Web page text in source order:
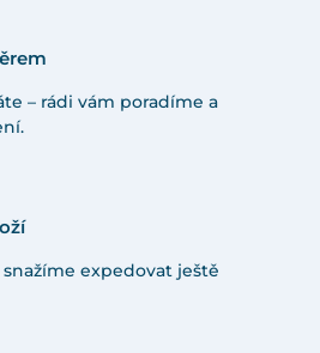
– rádi vám poradíme a
expedovat ještě